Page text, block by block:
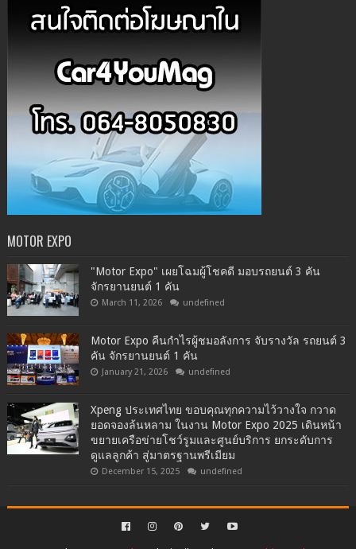
MOTOR EXPO
"Motor Expo" เผยโฉมผู้โชคดี มอบรถยนต์ 3 คัน
จักรยานยนต์ 1 คัน
March 11, 2026 undefined
Motor Expo คืนกำไรผู้ชมอลังการ จับรางวัล รถยนต์ 3
คัน จักรยานยนต์ 1 คัน
January 21, 2026 undefined
Xpeng ประเทศไทย ขอบคุณทุกความไว้วางใจ กวาด
ยอดจองล้นหลาม ในงาน Motor Expo 2025 เดินหน้า
ขยายเครือข่ายโชว์รูมและศูนย์บริการ ยกระดับการ
ดูแลลูกค้า สู่มาตรฐานพรีเมียม
December 15, 2025 undefined